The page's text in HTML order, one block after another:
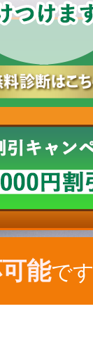
能です